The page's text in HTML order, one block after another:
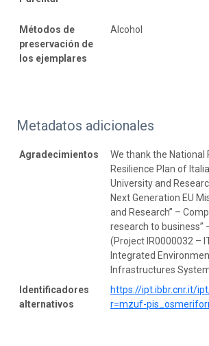
Métodos de
preservación de
los ejemplares
Alcohol
Metadatos adicionales
Agradecimientos
We thank the National
Resilience Plan of
University and
Next Generation EU
and Research” –
research to business”
(Project IR0000032 –
Integrated
Infrastructures
Identificadores
alternativos
https://ipt.ibbr.cnr.it/
r=mzuf-